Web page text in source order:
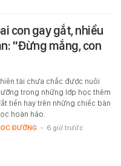
con gay gắt, nhiều
"Đừng mắng, con
tài chưa chắc được nuôi
trong những lớp học thêm
tiền hay trên những chiếc bàn
hoàn hảo.
ĐƯỜNG - 6 giờ trước